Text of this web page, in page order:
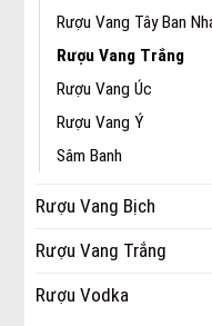
Rượu Vang Tây Ban
Rượu Vang Trắng
Rượu Vang Úc
Rượu Vang Ý
Sâm Banh
Rượu Vang Bịch
Rượu Vang Trắng
Rượu Vodka